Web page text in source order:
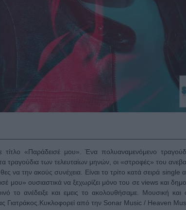
«Παράδεισέ μου». Ένα πολυαναμενόμενο
τραγούδια των τελευταίων μηνών, οι «στροφές» του
να την ακούς συνέχεια. Είναι το τρίτο κατά σειρά single
μου» ουσιαστικά να ξεχωρίζει μόνο του σε views και
το ανέδειξε και εμεις το ακολουθήσαμε. Μουσική και
Γιατράκος.Κυκλοφορεί από την Sonar Music / Heaven